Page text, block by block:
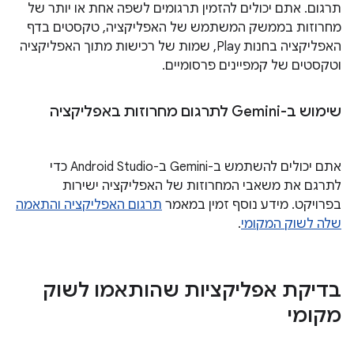
תרגום. אתם יכולים להזמין תרגומים לשפה אחת או יותר של
מחרוזות בממשק המשתמש של האפליקציה, טקסטים בדף
האפליקציה בחנות Play, שמות של רכישות מתוך האפליקציה
וטקסטים של קמפיינים פרסומיים.
שימוש ב-Gemini לתרגום מחרוזות באפליקציה
אתם יכולים להשתמש ב-Gemini ב-Android Studio כדי
לתרגם את משאבי המחרוזות של האפליקציה ישירות
בפרויקט. מידע נוסף זמין במאמר תרגום האפליקציה והתאמה
שלה לשוק המקומי.
בדיקת אפליקציות שהותאמו לשוק
מקומי